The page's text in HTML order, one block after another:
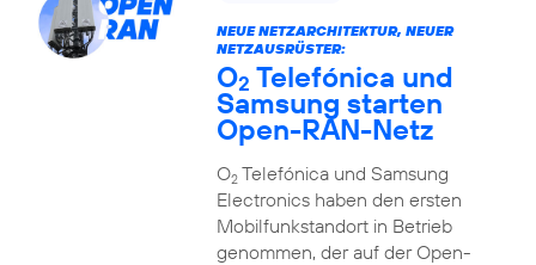
NEUE NETZARCHITEKTUR, NEUER
NETZAUSRÜSTER:
O2 Telefónica und
Samsung starten
Open-RAN-Netz
O2Telefónica und Samsung
Electronics haben den ersten
Mobilfunkstandort in Betrieb
genommen, der auf der Open-